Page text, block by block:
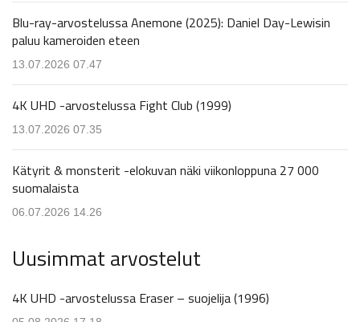
Blu-ray-arvostelussa Anemone (2025): Daniel Day-Lewisin
paluu kameroiden eteen
13.07.2026 07.47
4K UHD -arvostelussa Fight Club (1999)
13.07.2026 07.35
Kätyrit & monsterit -elokuvan näki viikonloppuna 27 000
suomalaista
06.07.2026 14.26
Uusimmat arvostelut
4K UHD -arvostelussa Eraser – suojelija (1996)